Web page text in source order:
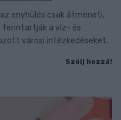
enyhülés csak átmeneti,
fenntartják a víz- és
városi intézkedéseket.
Szólj hozzá!